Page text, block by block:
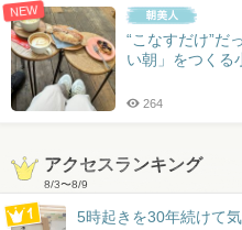
NEW
“こなすだけ”だ
い朝」をつくる
264
アクセスランキング
8/3〜8/9
5時起きを30年続けて